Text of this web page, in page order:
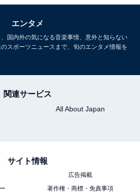
post on Instagram
式】マツコ＆有吉 かりそめ天国
エンタメ
国内外の気になる音楽事情、意外と知らない
スポーツニュースまで、旬のエンタメ情報を
関連サービス
All About Japan
サイト情報
広告掲載
著作権・商標・免責事項